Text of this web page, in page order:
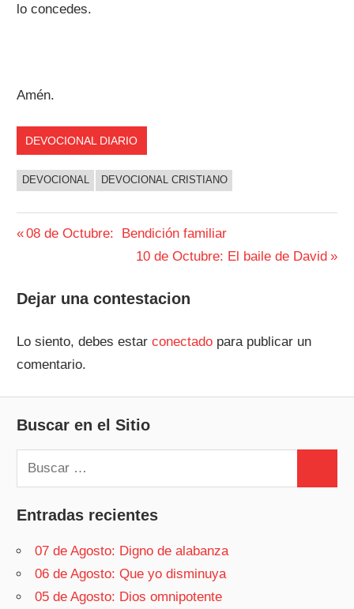
lo concedes.
Amén.
DEVOCIONAL DIARIO
DEVOCIONAL DEVOCIONAL CRISTIANO
Navegación
entradas
Entrada
08 de Octubre: Bendición familiar
Siguiente
10 de Octubre: El baile de David
Dejar una contestacion
Lo siento, debes estarconectado para publicar un
comentario.
Buscar en el Sitio
Buscar:
Entradas recientes
07 de Agosto: Digno de alabanza
06 de Agosto: Que yo disminuya
05 de Agosto: Dios omnipotente